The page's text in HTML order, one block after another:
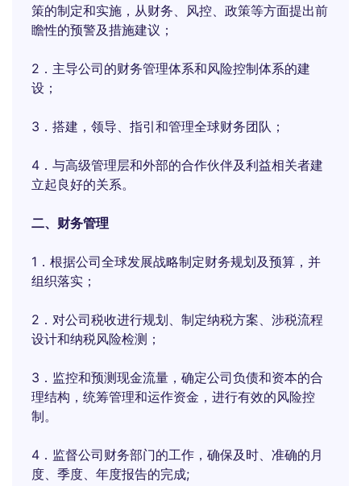
策的制定和实施，从财务、风控、政策等方面提出前
瞻性的预警及措施建议；
2．主导公司的财务管理体系和风险控制体系的建
设；
3．搭建，领导、指引和管理全球财务团队；
4．与高级管理层和外部的合作伙伴及利益相关者建
立起良好的关系。
二、财务管理
1．根据公司全球发展战略制定财务规划及预算，并
组织落实；
2．对公司税收进行规划、制定纳税方案、涉税流程
设计和纳税风险检测；
3．监控和预测现金流量，确定公司负债和资本的合
理结构，统筹管理和运作资金，进行有效的风险控
制。
4．监督公司财务部门的工作，确保及时、准确的月
度、季度、年度报告的完成;